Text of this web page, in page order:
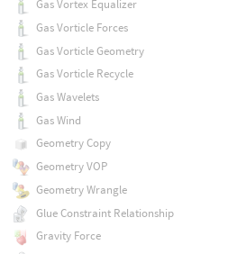
Gas Vortex Equalizer
Gas Vorticle Forces
Gas Vorticle Geometry
Gas Vorticle Recycle
Gas Wavelets
Gas Wind
Geometry Copy
Geometry VOP
Geometry Wrangle
Glue Constraint Relationship
Gravity Force